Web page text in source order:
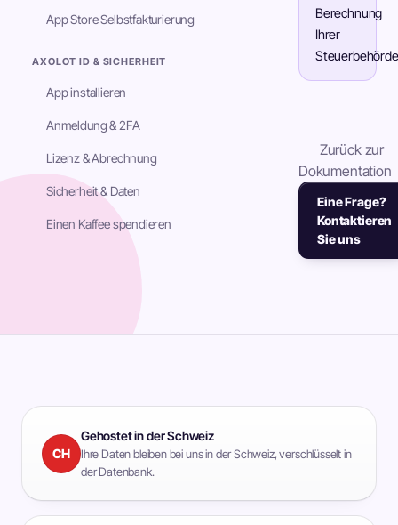
App Store Selbstfakturierung
AXOLOT ID & SICHERHEIT
App installieren
Anmeldung & 2FA
Lizenz & Abrechnung
Sicherheit & Daten
Einen Kaffee spendieren
Berechnung
Ihrer
Zurück zur
Dokumentation
Eine Frage?
Kontaktieren
Sie uns
CH
Gehostet in der Schweiz
Ihre Daten bleiben bei uns in der Schweiz, verschlüsselt in
der Datenbank.